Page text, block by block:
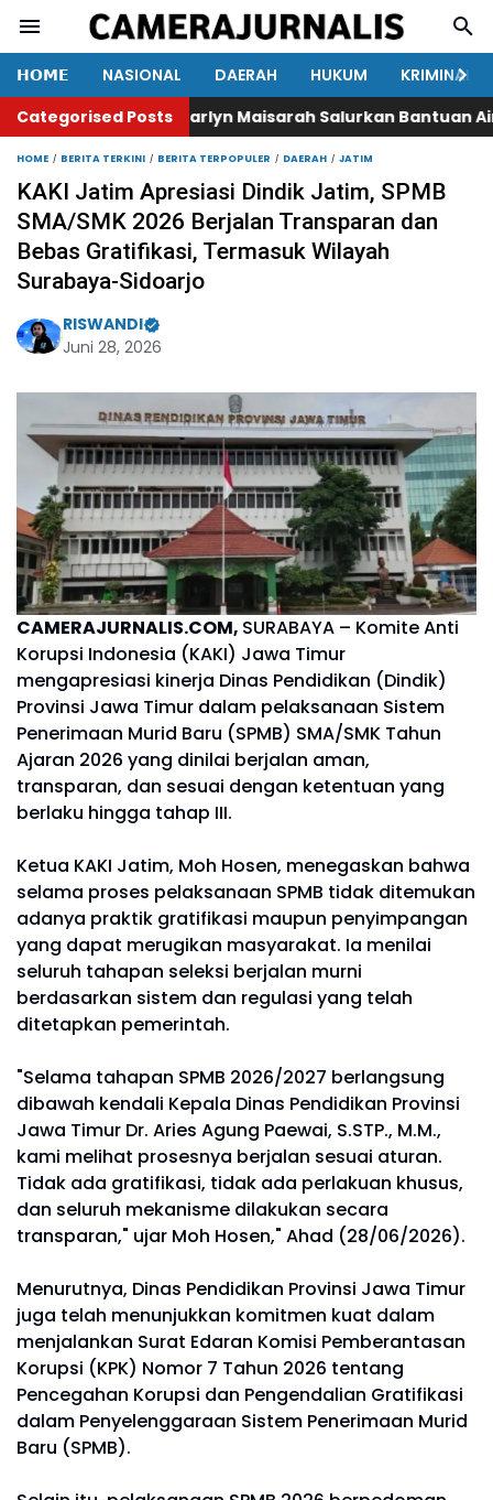
𝗛𝗢𝗠𝗘 NASIONAL DAERAH HUKUM
KRIMINAL
Categorised PostsMarlyn Maisarah Salurkan Bantuan Air
HOME BERITA TERKINI BERITA TERPOPULER DAERAH JATIM
KAKI Jatim Apresiasi Dindik Jatim, SPMB
SMA/SMK 2026 Berjalan Transparan dan
Bebas Gratifikasi, Termasuk Wilayah
Surabaya-Sidoarjo
RISWANDI
Juni 28, 2026
CAMERAJURNALIS.COM, SURABAYA – Komite Anti
Korupsi Indonesia (KAKI) Jawa Timur
mengapresiasi kinerja Dinas Pendidikan (Dindik)
Provinsi Jawa Timur dalam pelaksanaan Sistem
Penerimaan Murid Baru (SPMB) SMA/SMK Tahun
Ajaran 2026 yang dinilai berjalan aman,
transparan, dan sesuai dengan ketentuan yang
berlaku hingga tahap III.
Ketua KAKI Jatim, Moh Hosen, menegaskan bahwa
selama proses pelaksanaan SPMB tidak ditemukan
adanya praktik gratifikasi maupun penyimpangan
yang dapat merugikan masyarakat. Ia menilai
seluruh tahapan seleksi berjalan murni
berdasarkan sistem dan regulasi yang telah
ditetapkan pemerintah.
"Selama tahapan SPMB 2026/2027 berlangsung
dibawah kendali Kepala Dinas Pendidikan Provinsi
Jawa Timur Dr. Aries Agung Paewai, S.STP., M.M.,
kami melihat prosesnya berjalan sesuai aturan.
Tidak ada gratifikasi, tidak ada perlakuan khusus,
dan seluruh mekanisme dilakukan secara
transparan," ujar Moh Hosen," Ahad (28/06/2026).
Menurutnya, Dinas Pendidikan Provinsi Jawa Timur
juga telah menunjukkan komitmen kuat dalam
menjalankan Surat Edaran Komisi Pemberantasan
Korupsi (KPK) Nomor 7 Tahun 2026 tentang
Pencegahan Korupsi dan Pengendalian Gratifikasi
dalam Penyelenggaraan Sistem Penerimaan Murid
Baru (SPMB).